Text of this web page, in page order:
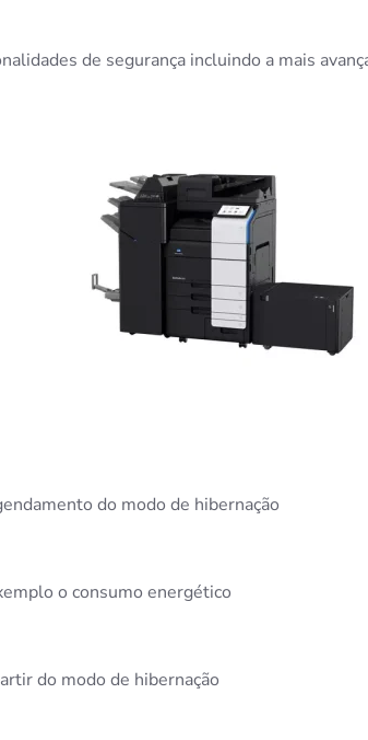
de segurança incluindo a mais
do modo de hibernação
o consumo energético
do modo de hibernação